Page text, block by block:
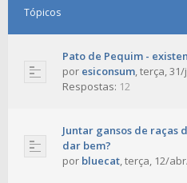
Tópicos
Pato de Pequim -
por esiconsum,terça, 31/
Respostas: 12
Juntar gansos de raças
dar bem?
por bluecat,terça, 12/